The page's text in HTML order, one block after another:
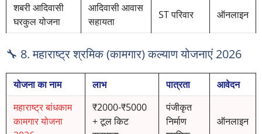
शबरी आदिवासी
घरकुल योजना
आदिवासी आवास
सहायता
ST परिवार ऑनलाइन
🔧 8. महाराष्ट्र श्रमिक (कामगार) कल्याण योजनाएं 2026
योजना का नाम लाभ पात्रता
आवेदन
महाराष्ट्र बांधकाम
कामगार योजना
₹2000-₹5000
+ टूल किट
पंजीकृत
निर्माण
ऑनलाइन